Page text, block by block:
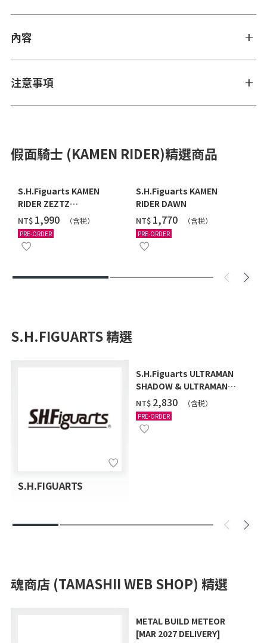
內容
注意事項
假面騎士 (KAMEN RIDER)精選商品
S.H.Figuarts KAMEN
RIDER ZEZTZ
CATASTROM
NT$ ‌1,990 （含税）
PRE-ORDER
S.H.Figuarts KAMEN
RIDER DAWN
NT$ ‌1,770 （含税）
PRE-ORDER
S.H.FIGUARTS 精選
S.H.FIGUARTS
S.H.Figuarts ULTRAMAN
SHADOW & ULTRAMAN
ZEARTH OPTION PARTS
SET
NT$ ‌2,830 （含税）
PRE-ORDER
魂商店 (TAMASHII WEB SHOP) 精選
METAL BUILD METEOR
[MAR 2027 DELIVERY]